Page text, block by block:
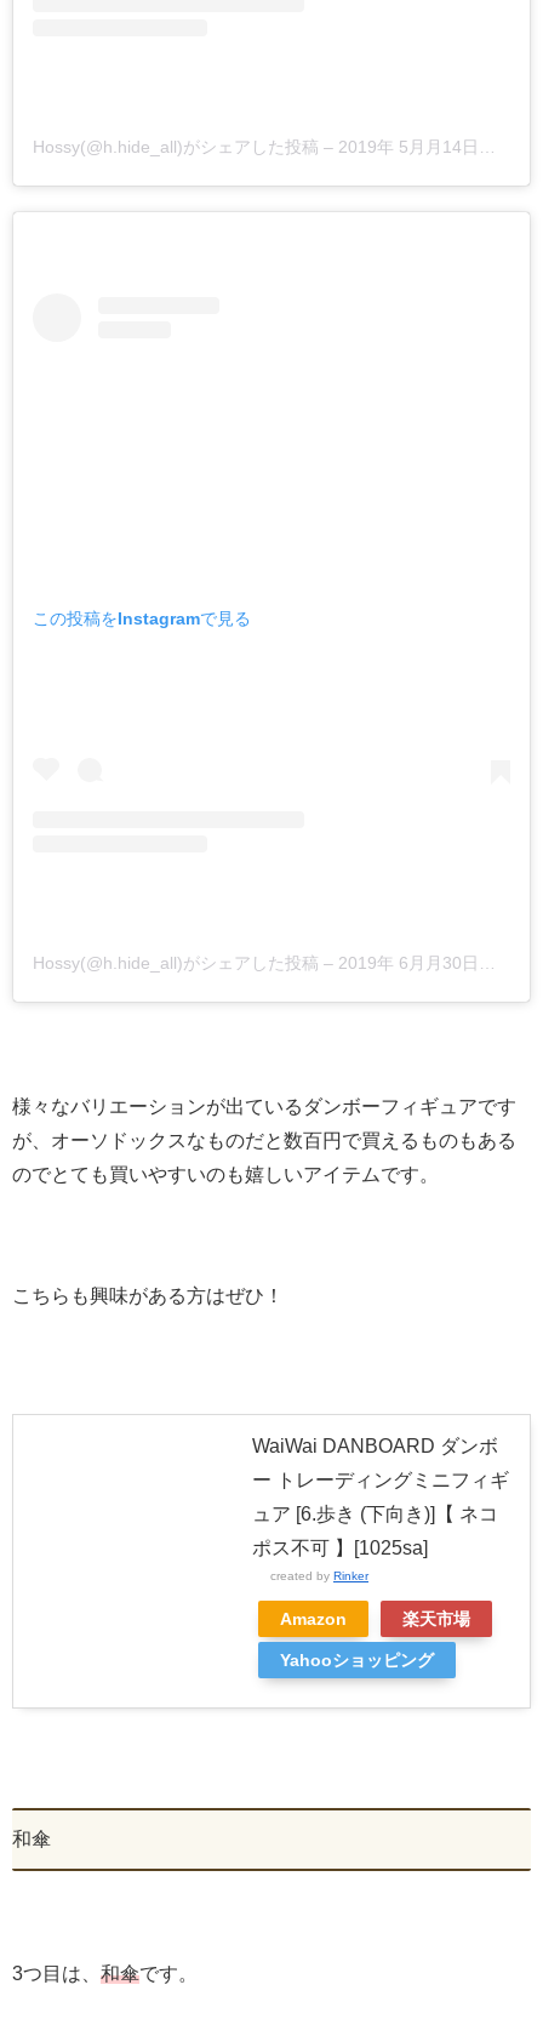
Hossy(@h.hide_all)がシェアした投稿 – 2019年 5月月14日午後4時04分PDT
この投稿をInstagramで見る
Hossy(@h.hide_all)がシェアした投稿 – 2019年 6月月30日午後4時07分PDT
様々なバリエーションが出ているダンボーフィギュアです
が、オーソドックスなものだと数百円で買えるものもある
のでとても買いやすいのも嬉しいアイテムです。
こちらも興味がある方はぜひ！
WaiWai DANBOARD ダンボ
ー トレーディングミニフィギ
ュア [6.歩き (下向き)]【 ネコ
ポス不可 】[1025sa]
created by Rinker
Amazon 楽天市場
Yahooショッピング
和傘
3つ目は、 和傘です。